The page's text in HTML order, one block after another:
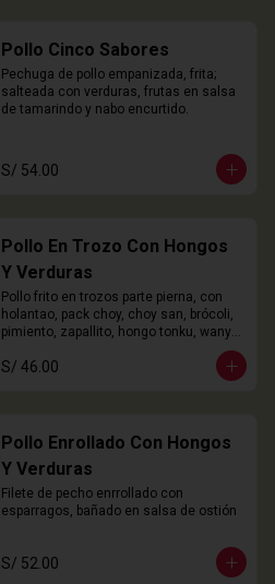
Pollo Cinco Sabores
Pechuga de pollo empanizada, frita;
salteada con verduras, frutas en salsa
de tamarindo y nabo encurtido.
S/ 54.00
Pollo En Trozo Con Hongos
Y Verduras
Pollo frito en trozos parte pierna, con
holantao, pack choy, choy san, brócoli,
pimiento, zapallito, hongo tonku, wanyi
S/ 46.00
Pollo Enrollado Con Hongos
Y Verduras
Filete de pecho enrrollado con
esparragos, bañado en salsa de ostión
S/ 52.00